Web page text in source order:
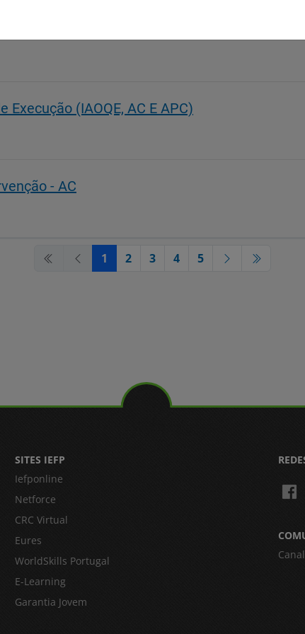
(IAOQE, AC E APC)
- AC
1 2 3 4 5
SITES IEFP
Iefponline
Netforce
CRC Virtual
Eures
WorldSkills Portugal
E-Learning
Garantia Jovem